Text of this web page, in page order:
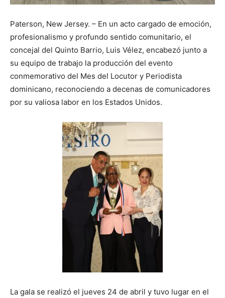
Paterson, New Jersey. – En un acto cargado de emoción,
profesionalismo y profundo sentido comunitario, el
concejal del Quinto Barrio, Luis Vélez, encabezó junto a
su equipo de trabajo la producción del evento
conmemorativo del Mes del Locutor y Periodista
dominicano, reconociendo a decenas de comunicadores
por su valiosa labor en los Estados Unidos.
La gala se realizó el jueves 24 de abril y tuvo lugar en el